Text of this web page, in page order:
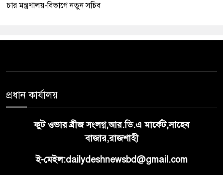
চার মন্ত্রণালয়-বিভাগে নতুন সচিব
প্রধান কার্যালয়
ফুট ওভার ব্রীজ সংলগ্ন,আর.ডি.এ মার্কেট,সাহেব
বাজার,রাজশাহী
ই-মেইল:dailydeshnewsbd@gmail.com